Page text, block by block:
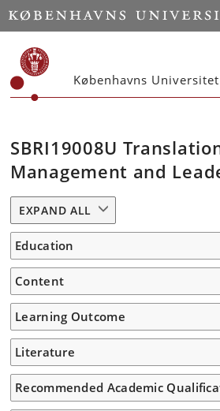
Københavns
SBRI19008U
Management and
EXPAND ALL
Education
Content
Learning Outcome
Literature
Recommended Academic